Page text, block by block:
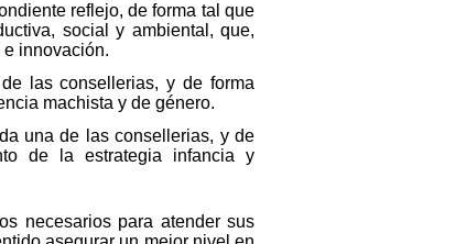
reflejo, de forma tal que
social y ambiental, que,
innovación.
las consellerias, y de forma
machista y de género.
una de las consellerias, y de
de la estrategia infancia y
necesarios para atender sus